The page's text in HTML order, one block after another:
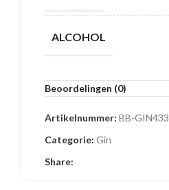
ALCOHOL
Beoordelingen (0)
Artikelnummer: BB-GIN433
Categorie: Gin
Share: